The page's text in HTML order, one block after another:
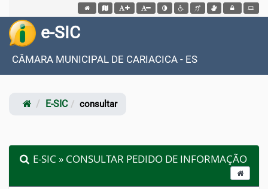
Acessar página inicial do site
Acessar o mapa do site
Ação para aumentar tamanho da fonte do site
Ação para diminuir tamanho da fonte do site
Ação para aplicar auto contraste no site
Acessar página sobre
Acessar página sobre NVDA
Acessar página sobre
Acessar Intranet
e-SIC
CÂMARA MUNICIPAL DE CARIACICA - ES
E-SIC consultar
E-SIC » CONSULTAR PEDIDO DE INFORMAÇÃO